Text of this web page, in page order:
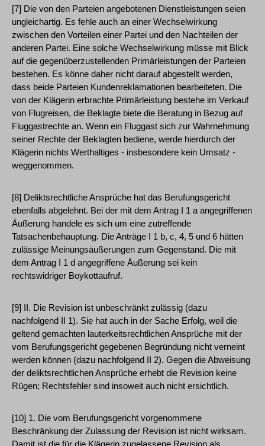
[7] Die von den Parteien angebotenen Dienstleistungen seien
ungleichartig. Es fehle auch an einer Wechselwirkung
zwischen den Vorteilen einer Partei und den Nachteilen der
anderen Partei. Eine solche Wechselwirkung müsse mit Blick
auf die gegenüberzustellenden Primärleistungen der Parteien
bestehen. Es könne daher nicht darauf abgestellt werden,
dass beide Parteien Kundenreklamationen bearbeiteten. Die
von der Klägerin erbrachte Primärleistung bestehe im Verkauf
von Flugreisen, die Beklagte biete die Beratung in Bezug auf
Fluggastrechte an. Wenn ein Fluggast sich zur Wahrnehmung
seiner Rechte der Beklagten bediene, werde hierdurch der
Klägerin nichts Werthaltiges - insbesondere kein Umsatz -
weggenommen.
[8] Deliktsrechtliche Ansprüche hat das Berufungsgericht
ebenfalls abgelehnt. Bei der mit dem Antrag I 1 a angegriffenen
Äußerung handele es sich um eine zutreffende
Tatsachenbehauptung. Die Anträge I 1 b, c, 4, 5 und 6 hätten
zulässige Meinungsäußerungen zum Gegenstand. Die mit
dem Antrag I 1 d angegriffene Äußerung sei kein
rechtswidriger Boykottaufruf.
[9] II. Die Revision ist unbeschränkt zulässig (dazu
nachfolgend II 1). Sie hat auch in der Sache Erfolg, weil die
geltend gemachten lauterkeitsrechtlichen Ansprüche mit der
vom Berufungsgericht gegebenen Begründung nicht verneint
werden können (dazu nachfolgend II 2). Gegen die Abweisung
der deliktsrechtlichen Ansprüche erhebt die Revision keine
Rügen; Rechtsfehler sind insoweit auch nicht ersichtlich.
[10] 1. Die vom Berufungsgericht vorgenommene
Beschränkung der Zulassung der Revision ist nicht wirksam.
Damit ist die für die Klägerin zugelassene Revision als